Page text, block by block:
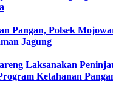
Pangan, Polsek
Jagung
Laksanakan
Ketahanan